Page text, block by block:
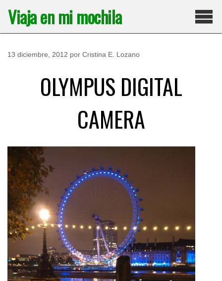
contenido
Viaja en mi mochila
13 diciembre, 2012 por Cristina E. Lozano
OLYMPUS DIGITAL
CAMERA